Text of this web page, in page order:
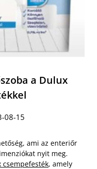
a Dulux
08-15
ami az enteriőr
nyit meg.
csempefesték, amely